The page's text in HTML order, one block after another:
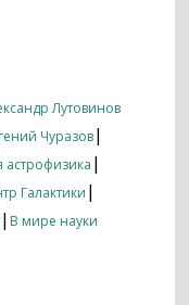
Лутовинов
Чуразов|
астрофизика |
Галактики |
| В мире науки